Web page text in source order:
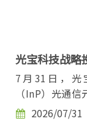
光宝科技战略
光通信
7月31日，光
（InP）光通
金额3430万
DenseLig...
2026/07/31